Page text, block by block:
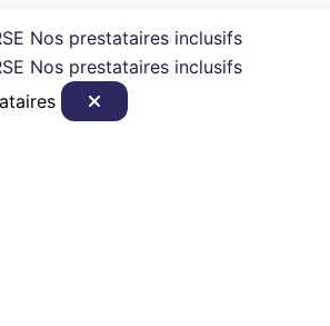
Nos prestataires inclusifs
Nos prestataires inclusifs